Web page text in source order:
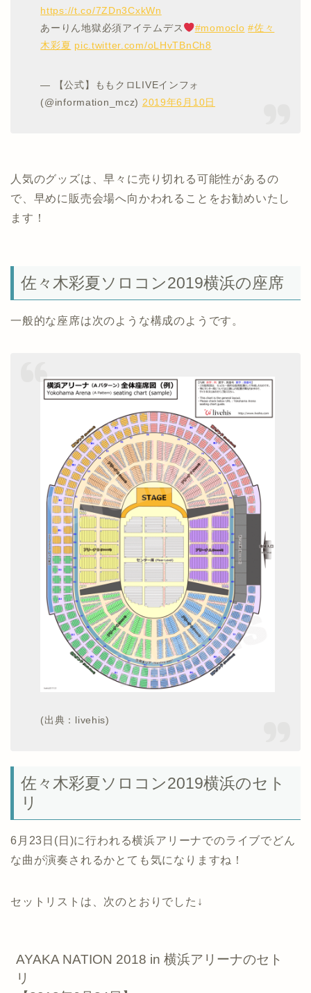
https://t.co/7ZDn3CxkWn
あーりん地獄必須アイテムデス
#momoclo #佐々
木彩夏 pic.twitter.com/oLHvTBnCh8
— 【公式】ももクロLIVEインフォ
(@information_mcz) 2019年6月10日
人気のグッズは、早々に売り切れる可能性があるの
で、早めに販売会場へ向かわれることをお勧めいたし
ます！
佐々木彩夏ソロコン2019横浜の座席
一般的な座席は次のような構成のようです。
(出典：livehis)
佐々木彩夏ソロコン2019横浜のセト
リ
6月23日(日)に行われる横浜アリーナでのライブでどん
な曲が演奏されるかとても気になりますね！
セットリストは、次のとおりでした↓
AYAKA NATION 2018 in 横浜アリーナのセト
リ